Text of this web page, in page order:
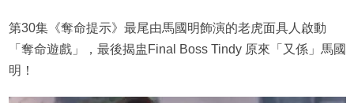
第30集《奪命提示》最尾由馬國明飾演的老虎面具人啟動
「奪命遊戲」，最後揭盅Final Boss Tindy 原來「又係」馬國
明！